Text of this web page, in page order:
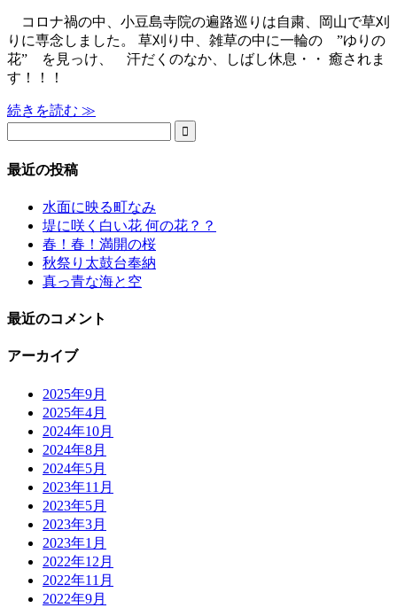
コロナ禍の中、小豆島寺院の遍路巡りは自粛、岡山で草刈
りに専念しました。 草刈り中、雑草の中に一輪の ”ゆりの
花” を見っけ、 汗だくのなか、しばし休息・・ 癒されま
す！！！
続きを読む ≫

最近の投稿
水面に映る町なみ
堤に咲く白い花 何の花？？
春！春！満開の桜
秋祭り太鼓台奉納
真っ青な海と空
最近のコメント
アーカイブ
2025年9月
2025年4月
2024年10月
2024年8月
2024年5月
2023年11月
2023年5月
2023年3月
2023年1月
2022年12月
2022年11月
2022年9月